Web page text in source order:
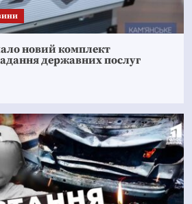
новий комплект
державних послуг